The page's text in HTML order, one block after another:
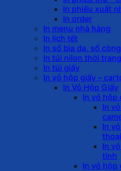
In phiếu xuất
In order
In menu nhà hàng
In lịch tết
In sổ bìa da, sổ
In túi nilon thời trang
In túi giấy
In vỏ hộp giấy –
In Vỏ Hộp Giấy
In vỏ hộp
In
In
thoại
In
tính
In vỏ hộp